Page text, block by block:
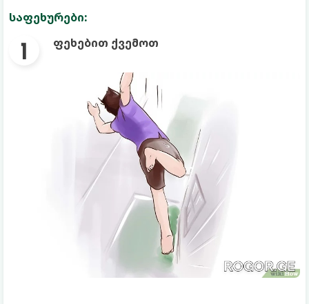
საფეხურები:
ფეხებით ქვემოთ